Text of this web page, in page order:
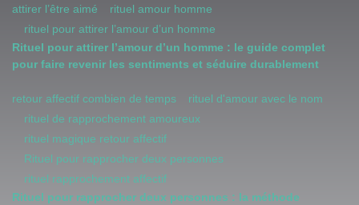
attirer l’être aimé
rituel amour homme
rituel pour attirer l’amour d’un homme
Rituel pour attirer l’amour d’un homme : le guide complet
pour faire revenir les sentiments et séduire durablement
retour affectif combien de temps
rituel d'amour avec le nom
rituel de rapprochement amoureux
rituel magique retour affectif
Rituel pour rapprocher deux personnes
rituel rapprochement affectif
Rituel pour rapprocher deux personnes : la méthode